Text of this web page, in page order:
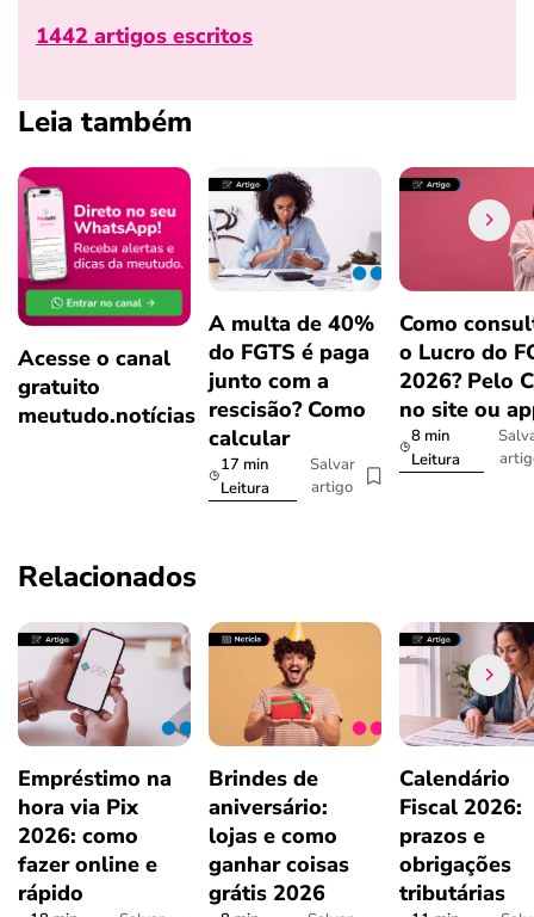
1442 artigos escritos
Leia também
Acesse o canal
gratuito
meutudo.notícias
A multa de 40%
do FGTS é paga
junto com a
rescisão? Como
calcular
17 min
Leitura
Salvar
artigo
Como
o Lucro do
2026? Pelo
no site ou
8 min
Leitura
Relacionados
Empréstimo na
hora via Pix
2026: como
fazer online e
rápido
Brindes de
aniversário:
lojas e como
ganhar coisas
grátis 2026
Calendário
Fiscal 2026:
prazos e
obrigações
tributárias